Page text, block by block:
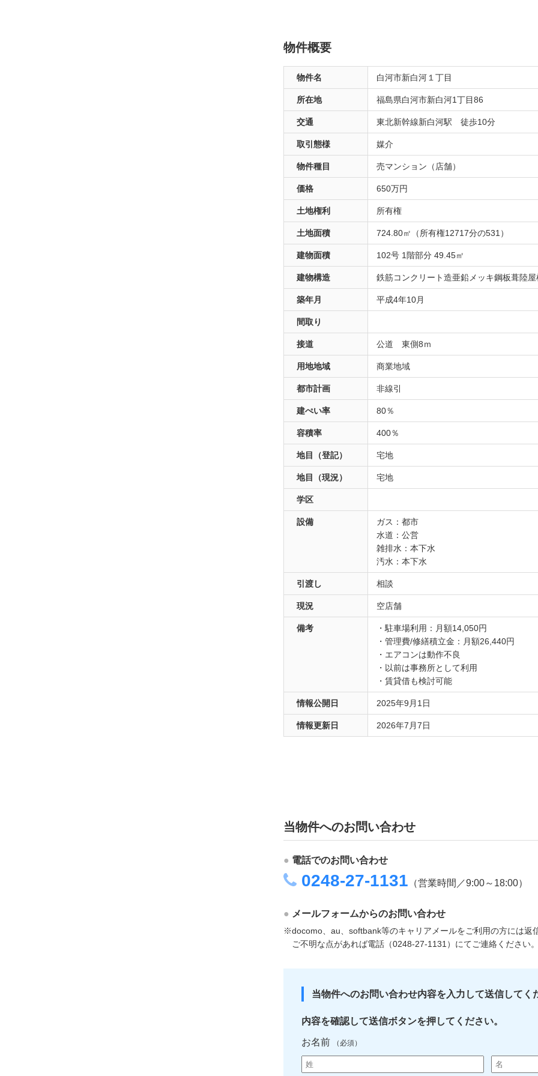
物件概要
物件名 白河市新白河１丁目
所在地 福島県白河市新白河1丁目86
交通 東北新幹線新白河駅 徒歩10分
取引態様 媒介
物件種目 売マンション（店舗）
価格 650万円
土地権利 所有権
土地面積 724.80㎡（所有権12717分の531）
建物面積 102号 1階部分 49.45㎡
建物構造 鉄筋コンクリート造亜鉛メッキ鋼板葺陸
築年月 平成4年10月
間取り
接道 公道 東側8ｍ
用地地域 商業地域
都市計画 非線引
建ぺい率 80％
容積率 400％
地目 （登記） 宅地
地目 （現況） 宅地
学区
設備
ガス：都市
水道：公営
雑排水：本下水
汚水：本下水
引渡し 相談
現況 空店舗
備考
・駐車場利用：月額14,050円
・管理費/修繕積立金：月額26,440円
・エアコンは動作不良
・以前は事務所として利用
・賃貸借も検討可能
情報公開日 2025年9月1日
情報更新日 2026年7月7日
当物件へのお問い合わせ
● 電話でのお問い合わせ
0248-27-1131 （営業時間／9:00～18:00）
● メールフォームからのお問い合わせ
※docomo、au、softbank等のキャリアメールをご利用の方には返
ご不明な点があれば電話（0248-27-1131）にてご連絡ください
当物件へのお問い合わせ内容を入力して送信してく
内容を確認して送信ボタンを押してください。
お名前 （必須）